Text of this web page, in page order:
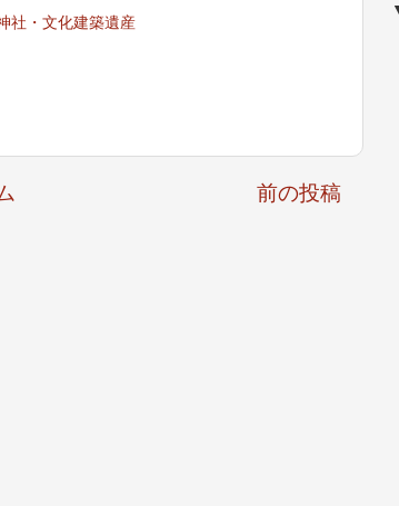
社・文化建築遺産
前の投稿